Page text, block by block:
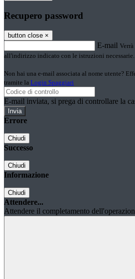
Recupero password
button close ×
E-mail
all'indirizzo indicato con le istruzioni necessarie.
Non hai una e-mail associata al nome utente?
tramite la Login Spaggiari
E-mail inviata, si prega di controllare la
Errore
Chiudi
Successo
Chiudi
Informazione
Chiudi
Attendere...
Attendere il completamento